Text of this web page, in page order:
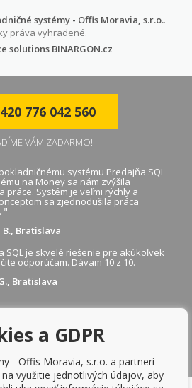
systémy - Offis Moravia, s.r.o..
práva vyhradené.
solutions BINARGON.cz
776 042 560
VÁM ZADARMO!
systému Predajňa SQL
na Money sa nám zvýšila
práce. Systém je veľmi rýchly a
sa zjednodušila práca
"
Bratislava
SQL je skvelé riešenie pre akúkoľvek
odporúčam. Dávam 10 z 10.
Bratislava
a GDPR
- Offis Moravia, s.r.o. a partneri
využitie jednotlivých údajov, aby